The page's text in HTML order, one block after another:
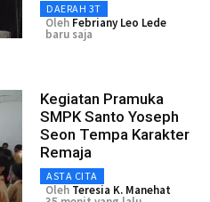
DAERAH 3T
Oleh Febriany Leo Lede
baru saja
Kegiatan Pramuka
SMPK Santo Yoseph
Seon Tempa Karakter
Remaja
ASTA CITA
Oleh Teresia K. Manehat